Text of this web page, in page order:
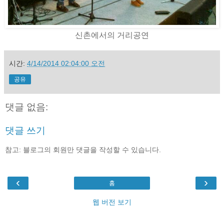
신촌에서의 거리공연
시간: 4/14/2014 02:04:00 오전
공유
댓글 없음:
댓글 쓰기
참고: 블로그의 회원만 댓글을 작성할 수 있습니다.
‹ ›
홈
웹 버전 보기